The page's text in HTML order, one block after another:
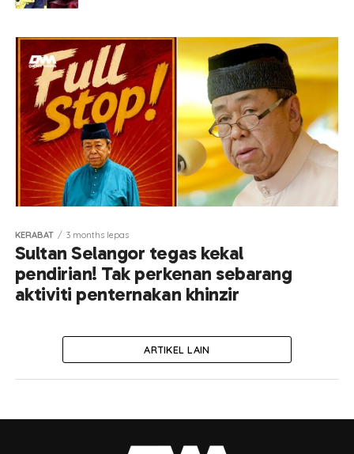
KERABAT 3 months lepas
Sultan Selangor tegas kekal
pendirian! Tak perkenan sebarang
aktiviti penternakan khinzir
ARTIKEL LAIN